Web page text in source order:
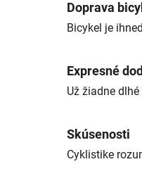
Doprava
Bicykel je
Expresné
Už žiadne
Skúsenosti
Cyklistike